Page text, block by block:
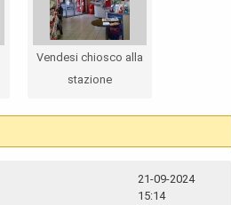
Vendesi chiosco alla
stazione
21-09-2024
15:14